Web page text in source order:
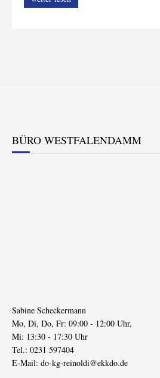
BÜRO WESTFALENDAMM
Sabine Scheckermann
Mo, Di, Do, Fr: 09:00 - 12:00 Uhr,
Mi: 13:30 - 17:30 Uhr
Tel.: 0231 597404
E-Mail: do-kg-reinoldi@ekkdo.de